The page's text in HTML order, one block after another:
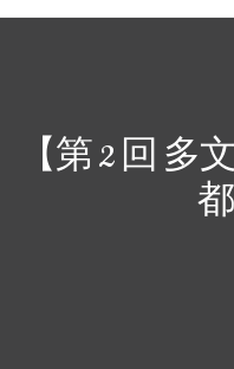
【第 2 回 多